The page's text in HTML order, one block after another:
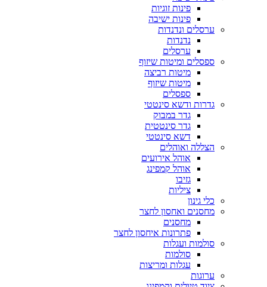
פינות זוגיות
פינות ישיבה
ערסלים ונדנדות
נדנדות
ערסלים
ספסלים ומיטות שיזוף
מיטות רביצה
מיטות שיזוף
ספסלים
גדרות ודשא סינטטי
גדר במבוק
גדר סינטטית
דשא סינטטי
הצללה ואוהלים
אוהל אירועים
אוהל קמפינג
גזיבו
ציליות
כלי גינון
מחסנים ואחסון לחצר
מחסנים
פתרונות איחסון לחצר
סולמות ועגלות
סולמות
עגלות ומריצות
ערוגות